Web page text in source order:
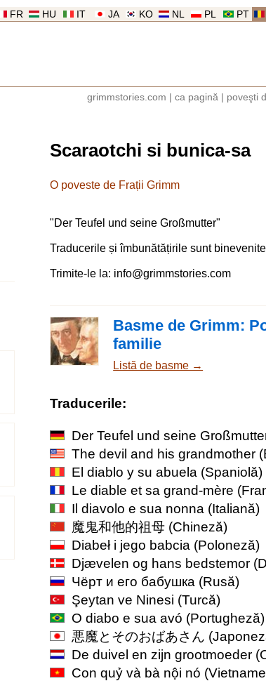
PT
PL
NL
KO
JA
IT
HU
FR
grimmstories.com ca pagină poveşti
Scaraotchi si bunica-sa
O poveste de Frații Grimm
"Der Teufel und seine Großmutter"
Traducerile și îmbunătățirile sunt binevenite
Trimite-le la: info@grimmstories.com
Basme de Grimm:
familie
Listă de basme →
Traducerile:
Der Teufel und seine
The devil and his grandmother
El diablo y su abuela (Spaniolă)
Le diable et sa grand-mère
Il diavolo e sua nonna (Italiană)
魔鬼和他的祖母 (Chineză)
Diabeł i jego babcia (Poloneză)
Djævelen og hans bedstemor
Чёрт и его бабушка (Rusă)
Şeytan ve Ninesi (Turcă)
O diabo e sua avó (Portugheză)
悪魔とそのおばあさん
De duivel en zijn grootmoeder
Con quỷ và bà nội nó